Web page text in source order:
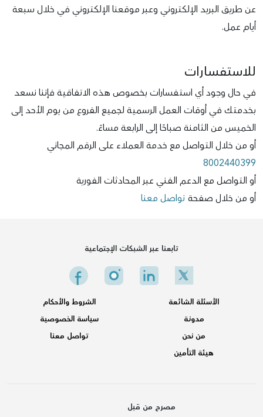
عن طريق البريد الإلكتروني وعبر موقعنا الإلكتروني في خلال سبعة
أيام عمل.
للاستفسارات
في حال وجود أي استفسارات بخصوص هذه الاتفاقية فإننا نسعد
بخدمتك في أوقات العمل الرسمية لجميع الفروع من يوم الأحد إلى
الخميس من الثامنة صباحًا إلى الرابعة مساءً.
أو من خلال التواصل مع خدمة العملاء على الرقم المجاني
8002440399
أو التواصل مع الدعم الفني عبر المحادثات الفورية
أو من خلال صفحة تواصل معنا
تابعنا عبر الشبكات الإجتماعية
الأسئلة الشائعة
الشروط والأحكام
مدونـة
سياسة الخصوصية
من نحن
تواصل معنا
هيئة التأمين
مصرح من قبل